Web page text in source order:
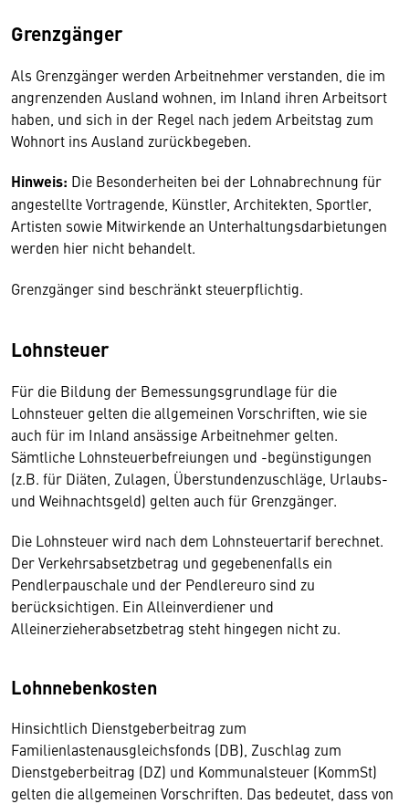
Grenzgänger
Als Grenzgänger werden Arbeitnehmer verstanden, die im
angrenzenden Ausland wohnen, im Inland ihren Arbeitsort
haben, und sich in der Regel nach jedem Arbeitstag zum
Wohnort ins Ausland zurückbegeben.
Hinweis: Die Besonderheiten bei der Lohnabrechnung für
angestellte Vortragende, Künstler, Architekten, Sportler,
Artisten sowie Mitwirkende an Unterhaltungsdarbietungen
werden hier nicht behandelt.
Grenzgänger sind beschränkt steuerpflichtig.
Lohnsteuer
Für die Bildung der Bemessungsgrundlage für die
Lohnsteuer gelten die allgemeinen Vorschriften, wie sie
auch für im Inland ansässige Arbeitnehmer gelten.
Sämtliche Lohnsteuerbefreiungen und -begünstigungen
(z.B. für Diäten, Zulagen, Überstundenzuschläge, Urlaubs-
und Weihnachtsgeld) gelten auch für Grenzgänger.
Die Lohnsteuer wird nach dem Lohnsteuertarif berechnet.
Der Verkehrsabsetzbetrag und gegebenenfalls ein
Pendlerpauschale und der Pendlereuro sind zu
berücksichtigen. Ein Alleinverdiener und
Alleinerzieherabsetzbetrag steht hingegen nicht zu.
Lohnnebenkosten
Hinsichtlich Dienstgeberbeitrag zum
Familienlastenausgleichsfonds (DB), Zuschlag zum
Dienstgeberbeitrag (DZ) und Kommunalsteuer (KommSt)
gelten die allgemeinen Vorschriften. Das bedeutet, dass von